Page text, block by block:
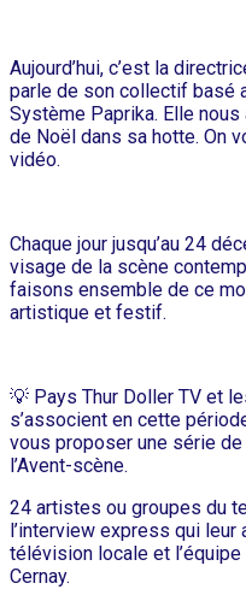
Aujourd’hui, c’est la
parle de son collectif basé
Système Paprika. Elle
de Noël dans sa hotte. On
vidéo.
Chaque jour jusqu’au 24
visage de la scène
faisons ensemble de ce
artistique et festif.
💡 Pays Thur Doller TV et
s’associent en cette
vous proposer une série
l’Avent-scène.
24 artistes ou groupes du
l’interview express qui
télévision locale et
Cernay.